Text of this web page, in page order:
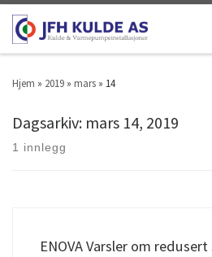
Hjem » 2019 » mars » 14
Dagsarkiv: mars 14, 2019
1 innlegg
ENOVA Varsler om